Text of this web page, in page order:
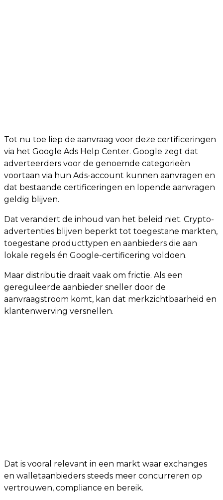
Tot nu toe liep de aanvraag voor deze certificeringen
via het Google Ads Help Center. Google zegt dat
adverteerders voor de genoemde categorieën
voortaan via hun Ads-account kunnen aanvragen en
dat bestaande certificeringen en lopende aanvragen
geldig blijven.
Dat verandert de inhoud van het beleid niet. Crypto-
advertenties blijven beperkt tot toegestane markten,
toegestane producttypen en aanbieders die aan
lokale regels én Google-certificering voldoen.
Maar distributie draait vaak om frictie. Als een
gereguleerde aanbieder sneller door de
aanvraagstroom komt, kan dat merkzichtbaarheid en
klantenwerving versnellen.
Dat is vooral relevant in een markt waar exchanges
en walletaanbieders steeds meer concurreren op
vertrouwen, compliance en bereik.